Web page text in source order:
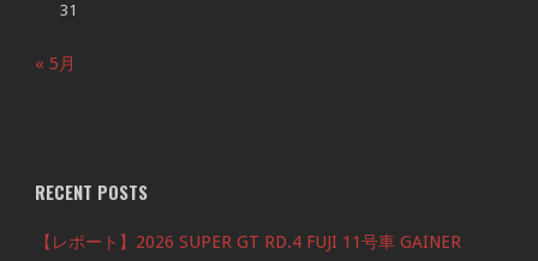
31
« 5月
RECENT POSTS
【レポート】2026 SUPER GT RD.4 FUJI 11号車 GAINER